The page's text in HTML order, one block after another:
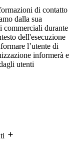
di contatto
dalla sua
commerciali durante
dell'esecuzione
l’utente di
informerà e
utenti